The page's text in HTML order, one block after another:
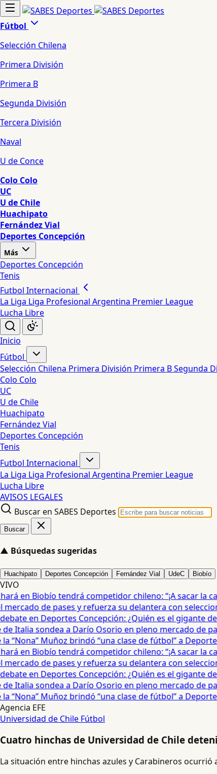
Fútbol
Selección Chilena
Primera División
Primera B
Segunda División
Tercera División
Naval
U de Conce
Colo Colo
UC
U de Chile
Huachipato
Fernández Vial
Deportes Concepción
Más
Deportes Concepción
Tenis
Futbol Internacional
La Liga Liga Profesional Argentina Premier League
Lucha Libre
Inicio
Fútbol
Selección Chilena Primera División Primera BSegunda
Colo Colo
UC
U de Chile
Huachipato
Fernández Vial
Deportes Concepción
Tenis
Futbol Internacional
La Liga Liga Profesional Argentina Premier League
Lucha Libre
AVISOS LEGALES
Buscar en SABES Deportes
Buscar
▲ Búsquedas sugeridas
Huachipato Deportes Concepción Fernández Vial UdeC Biobío
VIVO
en Biobío tendrá competidor chileno: “¡A sacar la
de pases y refuerza su delantera con
en Deportes Concepción: ¿Quién es el gigante del
Italia sondea a Darío Osorio en pleno mercado de
Muñoz brindó “una clase de fútbol” a Deportes
en Biobío tendrá competidor chileno: “¡A sacar la
de pases y refuerza su delantera con
en Deportes Concepción: ¿Quién es el gigante del
Italia sondea a Darío Osorio en pleno mercado de
Muñoz brindó “una clase de fútbol” a Deportes
Agencia EFE
Universidad de Chile Fútbol
Cuatro hinchas de Universidad de Chile
La situación entre hinchas azules y Carabineros ocurrió